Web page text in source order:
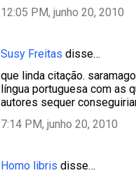
12:05 PM, junho 20, 2010
Susy Freitas disse…
que linda citação.
língua portuguesa com as
autores sequer
7:14 PM, junho 20, 2010
Homo libris disse…